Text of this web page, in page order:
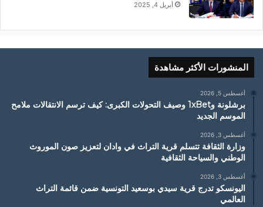
أبريل 4, 2025
المنشورات الأكثر مشاهدة
أغسطس 5, 2026
برشلونة و1xBet وصيف التحولات الكبرى: كيف ترسم الانتقالات ملامح
الموسم الجديد
أغسطس 3, 2026
وزارة الثقافة تتسلم قرية التراث في وادان لتعزيز صون الموروث
الوطني والسياحة الثقافية
أغسطس 3, 2026
اليونسكو تدرج قرية سيدي بوسعيد التونسية ضمن قائمة التراث
العالمي